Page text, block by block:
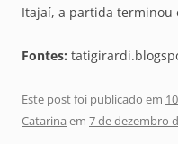
Itajaí, a partida terminou
Fontes:
Este post foi publicado em
Catarina em 7 de dezembro